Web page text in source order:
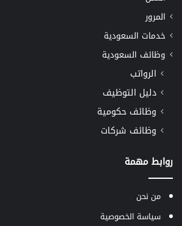
المرور
خدمات السعودية
وظائف السعودية
الرواتب
دليل التوظيف
وظائف حكومية
وظائف شركات
روابط مهمة
من نحن
سياسة الخصوصية